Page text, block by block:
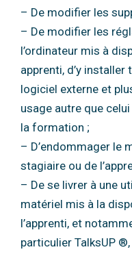
– De modifier les
– De modifier les
l’ordinateur mis à
apprenti, d’y
logiciel externe et
usage autre que
la formation ;
– D’endommager le
stagiaire ou de
– De se livrer à une
matériel mis à la
l’apprenti, et
particulier TalksUP